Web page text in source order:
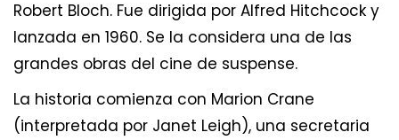
Robert Bloch. Fue dirigida por Alfred Hitchcock y
lanzada en 1960. Se la considera una de las
grandes obras del cine de suspense.
La historia comienza con Marion Crane
(interpretada por Janet Leigh), una secretaria